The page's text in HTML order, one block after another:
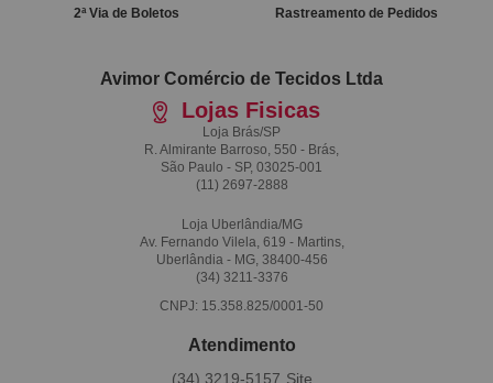
2ª Via de Boletos Rastreamento de Pedidos
Avimor Comércio de Tecidos Ltda
Lojas Fisicas
Loja Brás/SP
R. Almirante Barroso, 550 - Brás,
São Paulo - SP, 03025-001
(11) 2697-2888
Loja Uberlândia/MG
Av. Fernando Vilela, 619 - Martins,
Uberlândia - MG, 38400-456
(34) 3211-3376
CNPJ: 15.358.825/0001-50
Atendimento
(34) 3219-5157